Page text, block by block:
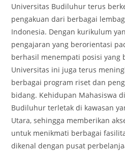
Universitas Budiluhur terus
pengakuan dari berbagai
Indonesia. Dengan kurikulum
pengajaran yang berorientasi
berhasil menempati posisi yang
Universitas ini juga terus
berbagai program riset dan
bidang. Kehidupan Mahasiswa
Budiluhur terletak di kawasan
Utara, sehingga memberikan
untuk menikmati berbagai
dikenal dengan pusat